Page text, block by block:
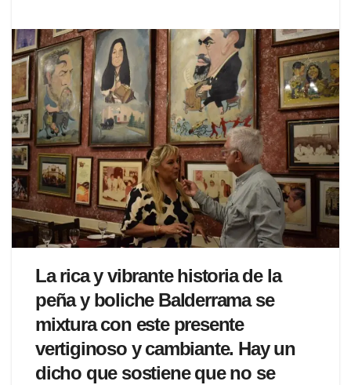
La rica y vibrante historia de la
peña y boliche Balderrama se
mixtura con este presente
vertiginoso y cambiante. Hay un
dicho que sostiene que no se